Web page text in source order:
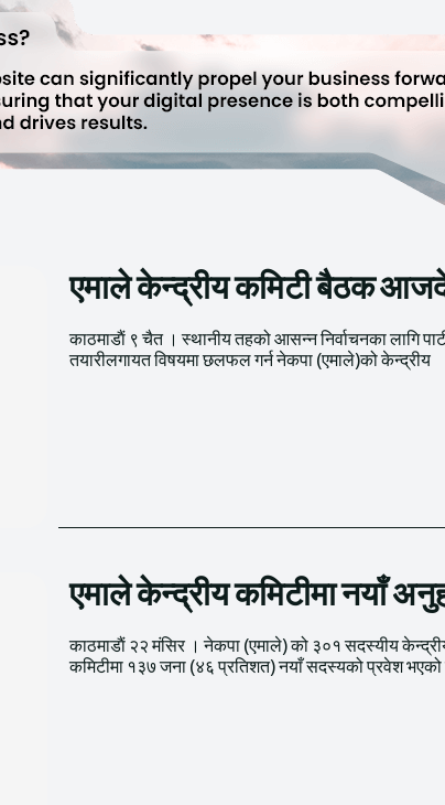
एमाले केन्द्रीय कमिटी बैठक
काठमाडाैं ९ चैत । स्थानीय तहको आसन्न निर्वाचनका लागि
तयारीलगायत विषयमा छलफल गर्न नेकपा (एमाले)को केन्द्रीय
कमिटीको तेस्रो बैठक आजदेखि काठमाडौँमा
एमाले केन्द्रीय कमिटीमा नयाँ
काठमाडाैं २२ मंसिर । नेकपा (एमाले) को ३०१ सदस्यीय
कमिटीमा १३७ जना (४६ प्रतिशत) नयाँ सदस्यको प्रवेश